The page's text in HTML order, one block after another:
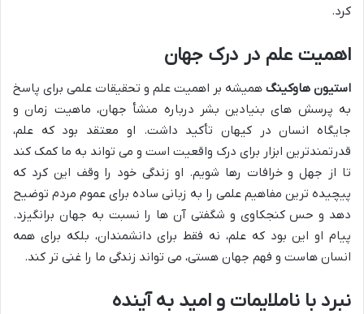
کرد.
اهمیت علم در درک جهان
استیون هاوکینگ همیشه بر اهمیت علم و تحقیقات علمی برای پاسخ
به پرسش های بنیادین بشر درباره منشأ جهان، ماهیت زمان و
جایگاه انسان در کیهان تأکید داشت. او معتقد بود که علم،
قدرتمندترین ابزار برای درک واقعیت است و می تواند به ما کمک کند
تا از جهل و خرافات رها شویم. او زندگی خود را وقف این کرد که
پیچیده ترین مفاهیم علمی را به زبانی ساده برای عموم مردم توضیح
دهد و حس کنجکاوی و شگفتی آن ها را نسبت به جهان برانگیزد.
پیام او این بود که علم، نه فقط برای دانشمندان، بلکه برای همه
انسان هاست و فهم جهان هستی، می تواند زندگی ما را غنی تر کند.
نبرد با ناملایمات و امید به آینده